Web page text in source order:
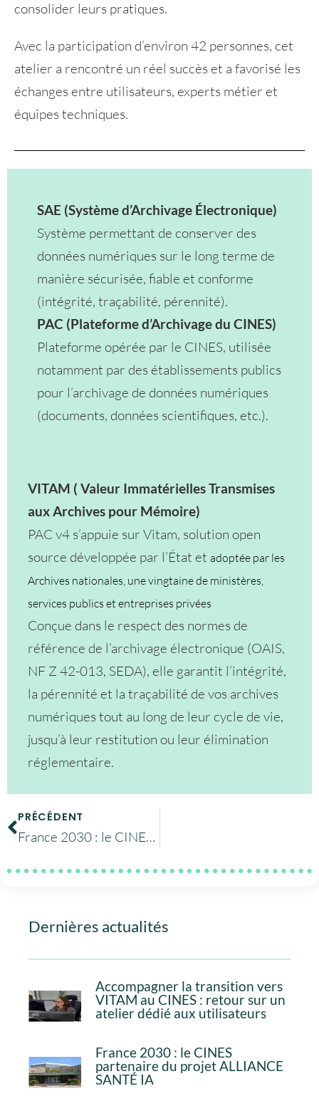
consolider leurs pratiques.
Avec la participation d’environ 42 personnes, cet
atelier a rencontré un réel succès et a favorisé les
échanges entre utilisateurs, experts métier et
équipes techniques.
SAE (Système d’Archivage Électronique)
Système permettant de conserver des
données numériques sur le long terme de
manière sécurisée, fiable et conforme
(intégrité, traçabilité, pérennité).
PAC (Plateforme d’Archivage du CINES)
Plateforme opérée par le CINES, utilisée
notamment par des établissements publics
pour l’archivage de données numériques
(documents, données scientifiques, etc.).
VITAM ( Valeur Immatérielles Transmises
aux Archives pour Mémoire)
PAC v4 s’appuie sur Vitam, solution open
source développée par l’État et adoptée par les
Archives nationales, une vingtaine de ministères,
services publics et entreprises privées
Conçue dans le respect des normes de
référence de l’archivage électronique (OAIS,
NF Z 42-013, SEDA), elle garantit l’intégrité,
la pérennité et la traçabilité de vos archives
numériques tout au long de leur cycle de vie,
jusqu’à leur restitution ou leur élimination
réglementaire.
PRÉCÉDENT
France 2030 : le CINES partenaire du projet ALLIANCE SANTÉ IA
Dernières actualités
Accompagner la transition vers
VITAM au CINES : retour sur un
atelier dédié aux utilisateurs
France 2030 : le CINES
partenaire du projet ALLIANCE
SANTÉ IA